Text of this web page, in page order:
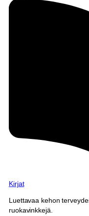
Kirjat
Luettavaa kehon
ruokavinkkejä.